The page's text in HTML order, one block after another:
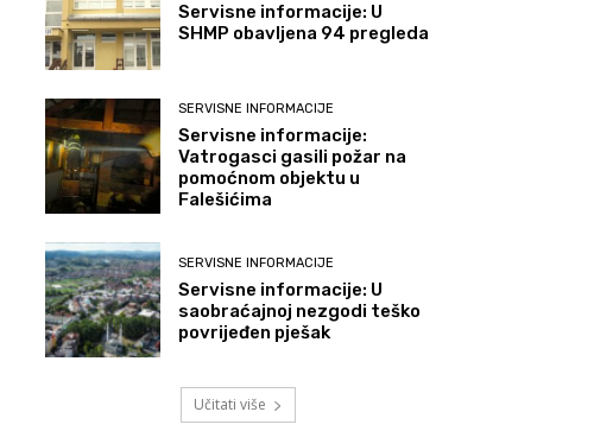
Servisne informacije: U
SHMP obavljena 94 pregleda
SERVISNE INFORMACIJE
Servisne informacije:
Vatrogasci gasili požar na
pomoćnom objektu u
Falešićima
SERVISNE INFORMACIJE
Servisne informacije: U
saobraćajnoj nezgodi teško
povrijeđen pješak
Učitati više